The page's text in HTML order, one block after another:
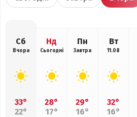
Сб
Вчора
33°
22°
Нд
Сьогодні
28°
17°
Пн
Завтра
29°
16°
Вт
11.08
32°
16°